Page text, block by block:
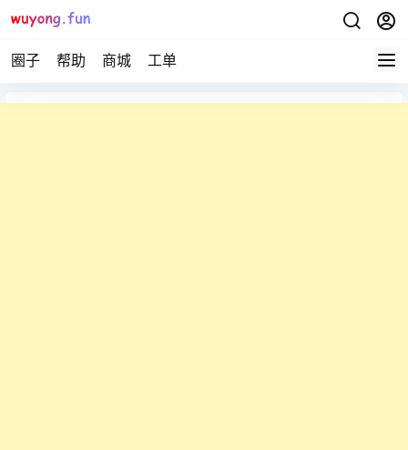
圈子 帮助 商城 工单